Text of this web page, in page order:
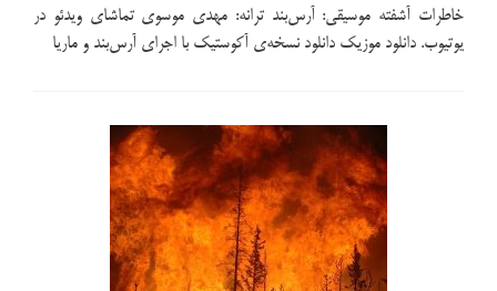
خاطرات آشفته موسیقی: آرس‌بند ترانه: مهدی موسوی تماشای ویدئو در
یوتیوب. دانلود موزیک دانلود نسخه‌ی آکوستیک با اجرای آرس‌بند و ماریا